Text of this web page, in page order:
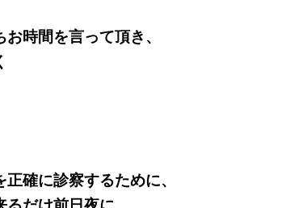
時間を言って頂き、
確に診察するために、